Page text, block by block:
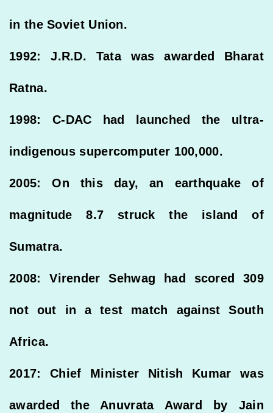
in the Soviet Union.
1992: J.R.D. Tata was awarded Bharat
Ratna.
1998: C-DAC had launched the ultra-
indigenous supercomputer 100,000.
2005: On this day, an earthquake of
magnitude 8.7 struck the island of
Sumatra.
2008: Virender Sehwag had scored 309
not out in a test match against South
Africa.
2017: Chief Minister Nitish Kumar was
awarded the Anuvrata Award by Jain